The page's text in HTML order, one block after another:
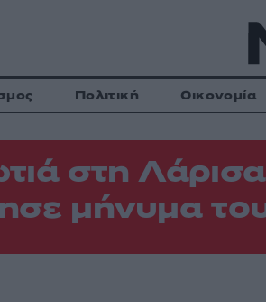
Πολιτική Οικονομία
στη
μήνυμα